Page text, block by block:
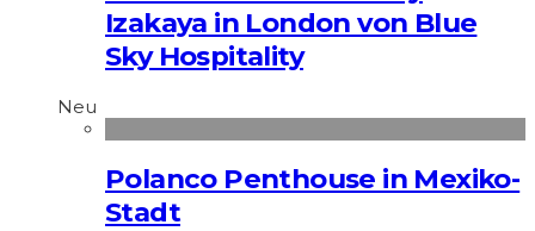
Izakaya in London von Blue
Sky Hospitality
Neu
Polanco Penthouse in Mexiko-
Stadt